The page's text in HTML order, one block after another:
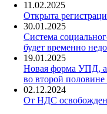
11.02.2025
Открыта
30.01.2025
Система
будет временно
19.01.2025
Новая форма УПД, а
во второй половине
02.12.2024
От НДС